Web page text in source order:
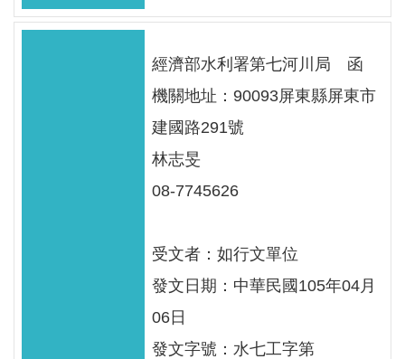
公
經濟部水利署第七河川局 函
機關地址：90093屏東縣屏東市
建國路291號
林志旻
08-7745626
受文者：如行文單位
發文日期：中華民國105年04月
06日
發文字號：水七工字第